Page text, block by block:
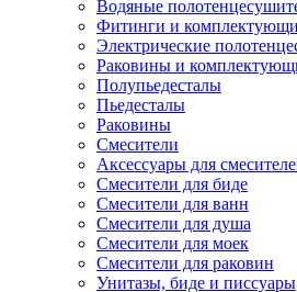
Водяные
Фитинги и
Электрические
Раковины и
Полупьедесталы
Пьедесталы
Раковины
Смесители
Аксессуары для
Смесители для биде
Смесители для ванн
Смесители для душа
Смесители для моек
Смесители для раковин
Унитазы, биде и писсуары